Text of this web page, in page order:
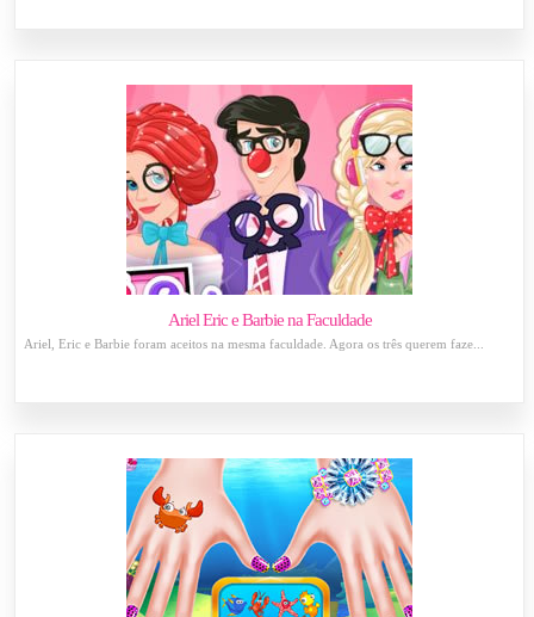
Ariel Eric e Barbie na Faculdade
Ariel, Eric e Barbie foram aceitos na mesma faculdade. Agora os três querem faze...